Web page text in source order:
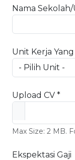
Nama
Unit Kerja
Upload CV *
Max Size: 2 MB.
Ekspektasi Gaji